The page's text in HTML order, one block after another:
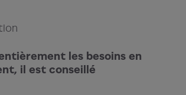
les besoins en
il est conseillé